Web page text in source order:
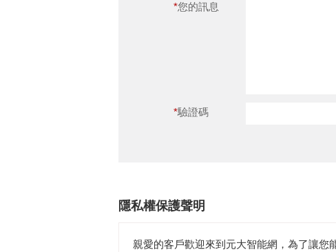
您的訊息
驗證碼
隱私權保護聲明
親愛的客戶歡迎來到元大智能網，為了讓您